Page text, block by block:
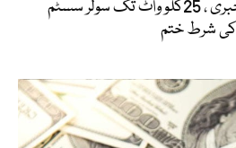
سولر صارفین کیلئے خوشخبری ، 25کلو واٹ تک سولر سسٹم
کی شرط ختم